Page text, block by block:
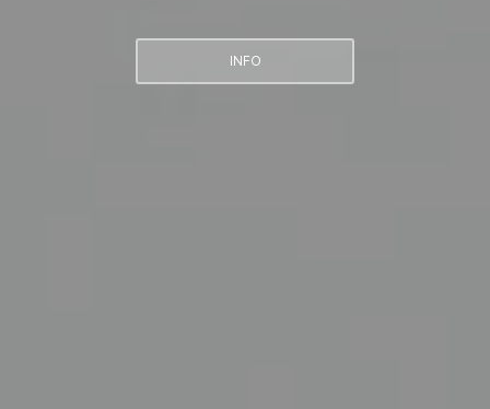
INFO